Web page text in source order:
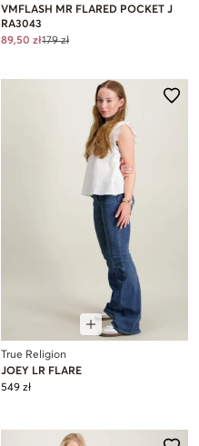
VMFLASH MR FLARED POCKET J
RA3043
89,50 zł179 zł
True Religion
JOEY LR FLARE
549 zł